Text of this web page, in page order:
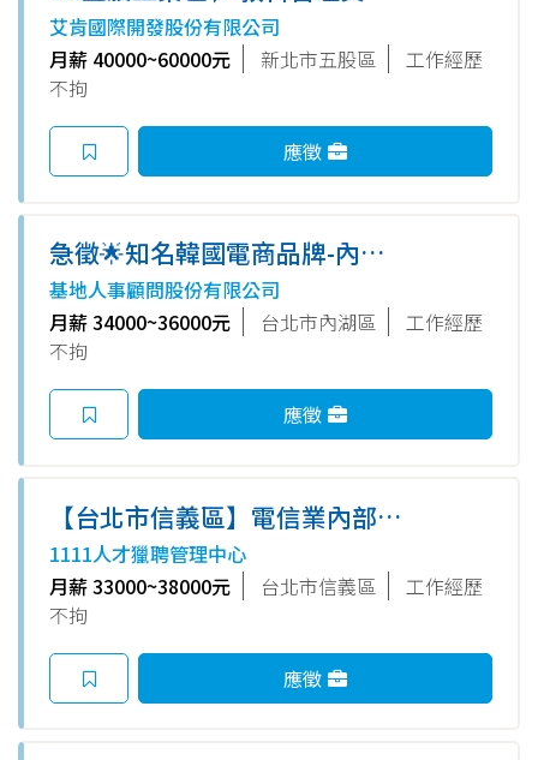
裝員◢ ✔️暑期打工可✔️急徵六日
休✔️可週借支
艾肯國際開發股份有限公司
月薪 40000~60000元
新北市五股區
工作經歷
不拘
應徵
急徵🌟知名韓國電商品牌-內湖-
行政人員(歡迎應屆畢業生) GH
基地人事顧問股份有限公司
月薪 34000~36000元
台北市內湖區
工作經歷
不拘
應徵
【台北市信義區】電信業內部行
政助理/公司體系大/近松菸
1111人才獵聘管理中心
月薪 33000~38000元
台北市信義區
工作經歷
不拘
應徵